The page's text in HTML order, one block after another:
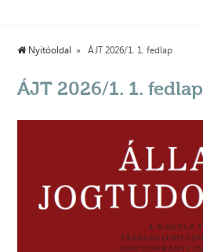
Nyitóoldal ÁJT 2026/1. 1. fedlap
ÁJT 2026/1. 1. fedlap